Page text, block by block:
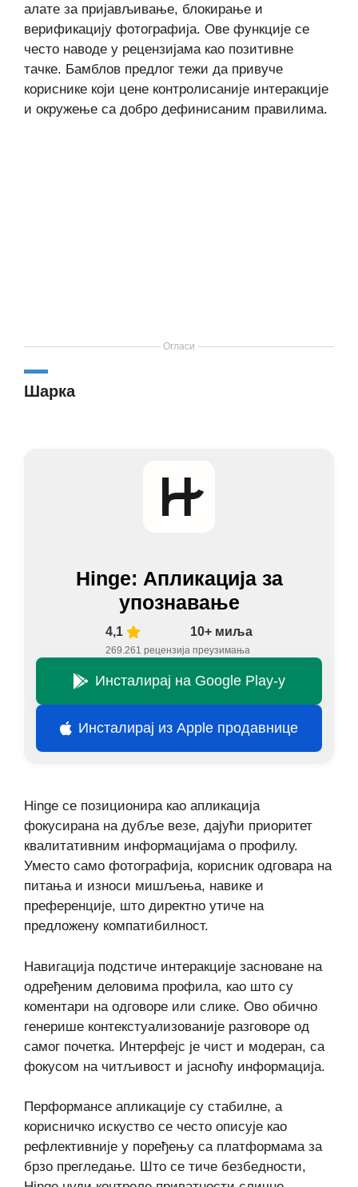
алате за пријављивање, блокирање и
верификацију фотографија. Ове функције се
често наводе у рецензијама као позитивне
тачке. Бамблов предлог тежи да привуче
кориснике који цене контролисаније интеракције
и окружење са добро дефинисаним правилима.
Огласи
Шарка
Hinge: Апликација за
упознавање
4,1
269.261 рецензија
10+ миља
преузимања
Инсталирај на Google Play-у
Инсталирај из Apple продавнице
Hinge се позиционира као апликација
фокусирана на дубље везе, дајући приоритет
квалитативним информацијама о профилу.
Уместо само фотографија, корисник одговара на
питања и износи мишљења, навике и
преференције, што директно утиче на
предложену компатибилност.
Навигација подстиче интеракције засноване на
одређеним деловима профила, као што су
коментари на одговоре или слике. Ово обично
генерише контекстуализованије разговоре од
самог почетка. Интерфејс је чист и модеран, са
фокусом на читљивост и јасноћу информација.
Перформансе апликације су стабилне, а
корисничко искуство се често описује као
рефлективније у поређењу са платформама за
брзо прегледање. Што се тиче безбедности,